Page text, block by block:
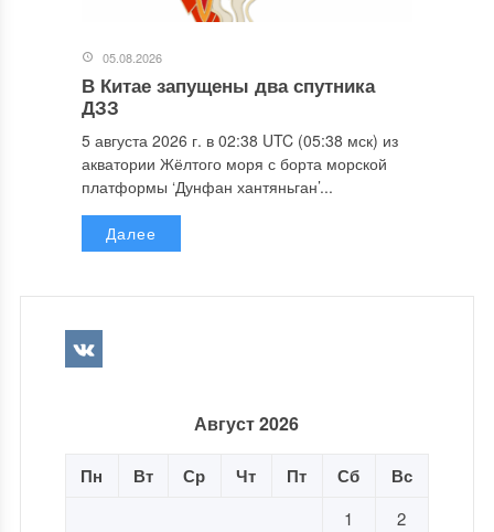
05.08.2026
В Китае запущены два спутника
ДЗЗ
5 августа 2026 г. в 02:38 UTC (05:38 мск) из
акватории Жёлтого моря с борта морской
платформы ‘Дунфан хантяньган’...
Далее
Август 2026
Пн Вт Ср Чт Пт Сб Вс
1
2